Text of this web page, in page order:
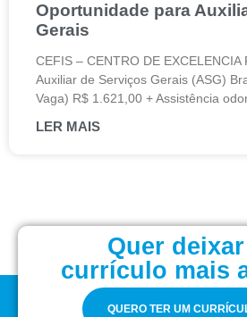
Oportunidade para
Gerais
CEFIS – CENTRO DE EXCELENCIA
Auxiliar de Serviços Gerais (ASG)
Vaga) R$ 1.621,00 + Assistência
LER MAIS
Quer
currículo mais
QUERO TER UM